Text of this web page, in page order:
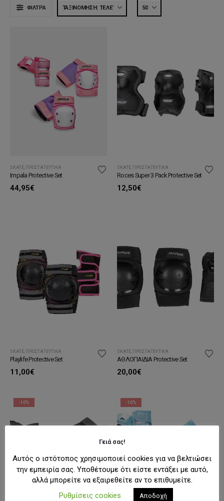
ΦΊΛΤΡΑ
SKATE ΠΡΟΣΤΑΤΕΥΤΙΚΆ
Impala Protective Set
44,95€
SKATE ΠΡΟΣΤΑΤΕΥΤΙΚΆ
Roces Super 3 Pack Protective Set
12,50€
SKATE ΠΡΟΣΤΑΤΕΥΤΙΚΆ
Playlife Protective Set
11,00€
SKATE ΠΡΟΣΤΑΤΕΥΤΙΚΆ
ΑΘΛΟΠΑΙΔΙΑ Protective Set
20,00€
-10% -10%
Γειά σας!
Αυτός ο ιστότοπος χρησιμοποιεί cookies για να βελτιώσει
την εμπειρία σας. Υποθέτουμε ότι είστε εντάξει με αυτό,
αλλά μπορείτε να εξαιρεθείτε αν το επιθυμείτε.
Ρυθμίσεις cookies
Αποδοχή